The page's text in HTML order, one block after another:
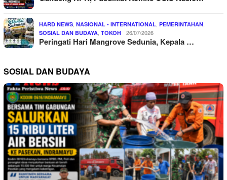
HARD NEWS NASIONAL - INTERNATIONAL PEMERINTAHAN
SOSIAL DAN BUDAYA TOKOH 26/07/2026
Peringati Hari Mangrove Sedunia, Kepala …
SOSIAL DAN BUDAYA